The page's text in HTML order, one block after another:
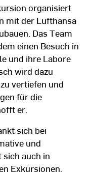
organisiert
mit der Lufthansa
Das Team
einen Besuch in
und ihre Labore
wird dazu
vertiefen und
für die
er.
sich bei
und
auch in
Exkursionen.